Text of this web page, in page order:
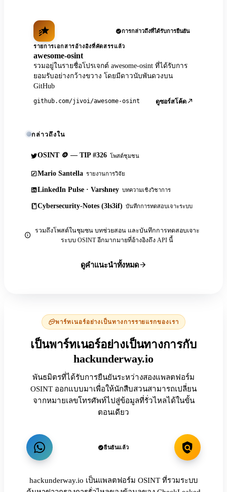
การกล่าวถึงที่ได้รับการยืนยัน
รายการเอกสารอ้างอิงที่คัดสรรแล้ว
awesome-osint
รวมอยู่ในรายชื่อโปรเจกต์ awesome-osint ที่ได้รับการ
ยอมรับอย่างกว้างขวาง โดยมีดาวนับพันดวงบน
GitHub
github.com/jivoi/awesome-osint ดูซอร์สโค้ด
กล่าวถึงใน
OSINT 🪙 — TIP #326 โพสต์ชุมชน
Mario Santella รายงานการวิจัย
LinkedIn Pulse · Varshney บทความเชิงวิชาการ
Cybersecurity-Notes (3ls3if) บันทึกการทดสอบเจาะระบบ
รวมถึงโพสต์ในชุมชน บทช่วยสอน และบันทึกการทดสอบเจาะ
ระบบ OSINT อีกมากมายที่อ้างอิงถึง API นี้
ดูคำแนะนำทั้งหมด
พาร์ทเนอร์อย่างเป็นทางการรายแรกของเรา
เป็นพาร์ทเนอร์อย่างเป็นทางการกับ
hackunderway.io
พันธมิตรที่ได้รับการยืนยันระหว่างสองแพลตฟอร์ม
OSINT ออกแบบมาเพื่อให้นักสืบสวนสามารถเปลี่ยน
จากหมายเลขโทรศัพท์ไปสู่ข้อมูลที่รั่วไหลได้ในขั้น
ตอนเดียว
ยืนยันแล้ว
hackunderway.io เป็นแพลตฟอร์ม OSINT ที่รวมระบบ